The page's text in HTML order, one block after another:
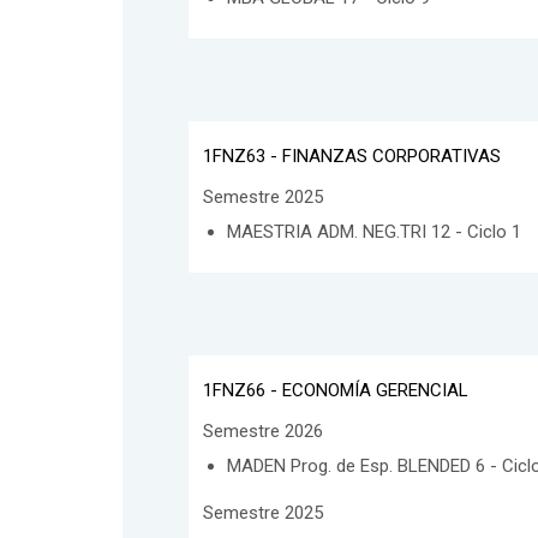
1FNZ63 - FINANZAS CORPORATIVAS
Semestre 2025
MAESTRIA ADM. NEG.TRI 12 - Ciclo 1
1FNZ66 - ECONOMÍA GERENCIAL
Semestre 2026
MADEN Prog. de Esp. BLENDED 6 -
Semestre 2025